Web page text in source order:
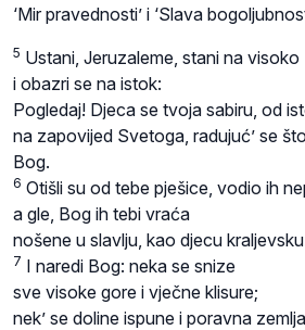
‘Mir pravednosti’ i ‘Slava
5 Ustani, Jeruzaleme, stani na visoko
i obazri se na istok:
Pogledaj! Djeca se tvoja sabiru, od
na zapovijed Svetoga, radujuć’ se
Bog.
6 Otišli su od tebe pješice, vodio ih
a gle, Bog ih tebi vraća
nošene u slavlju, kao djecu
7 I naredi Bog: neka se snize
sve visoke gore i vječne klisure;
nek’ se doline ispune i poravna zemlja